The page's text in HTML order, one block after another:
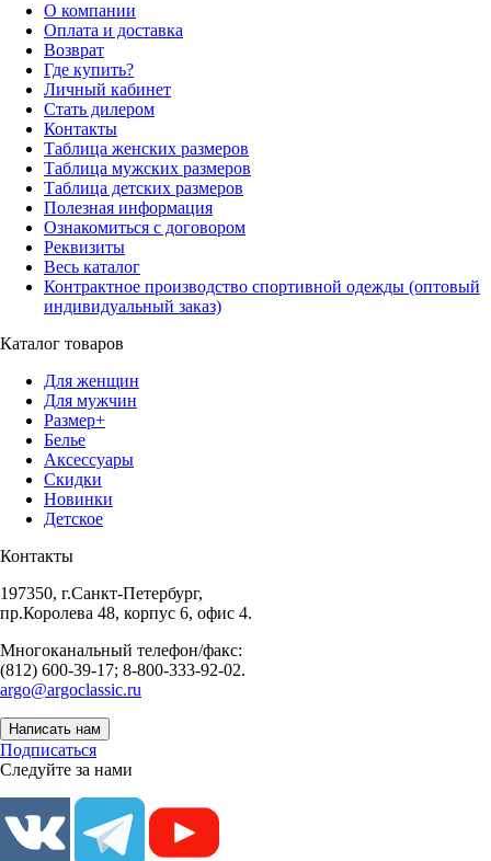
О компании
Оплата и доставка
Возврат
Где купить?
Личный кабинет
Стать дилером
Контакты
Таблица женских размеров
Таблица мужских размеров
Таблица детских размеров
Полезная информация
Ознакомиться с договором
Реквизиты
Весь каталог
Контрактное производство спортивной одежды (оптовый
индивидуальный заказ)
Каталог товаров
Для женщин
Для мужчин
Размер+
Белье
Аксессуары
Скидки
Новинки
Детское
Контакты
197350, г.Санкт-Петербург,
пр.Королева 48, корпус 6, офис 4.
Многоканальный телефон/факс:
(812) 600-39-17; 8-800-333-92-02.
argo@argoclassic.ru
Написать нам
Подписаться
Следуйте за нами